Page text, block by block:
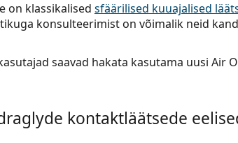
on klassikalised sfäärilised kuuajalised
konsulteerimist on võimalik neid
saavad hakata kasutama uusi Air
kontaktläätsede